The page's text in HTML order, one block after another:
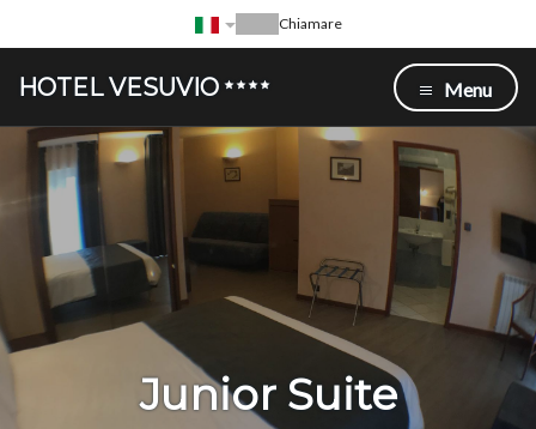
Chiamare
HOTEL VESUVIO Menu
Junior Suite